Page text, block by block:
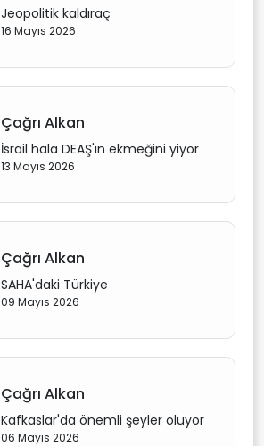
Jeopolitik kaldıraç
16 Mayıs 2026
Çağrı Alkan
İsrail hala DEAŞ'ın ekmeğini yiyor
13 Mayıs 2026
Çağrı Alkan
SAHA'daki Türkiye
09 Mayıs 2026
Çağrı Alkan
Kafkaslar'da önemli şeyler oluyor
06 Mayıs 2026